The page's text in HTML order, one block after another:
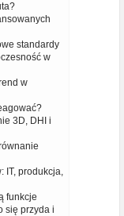
standardy
w
w
3D, DHI i
IT, produkcja,
funkcje
się przyda i